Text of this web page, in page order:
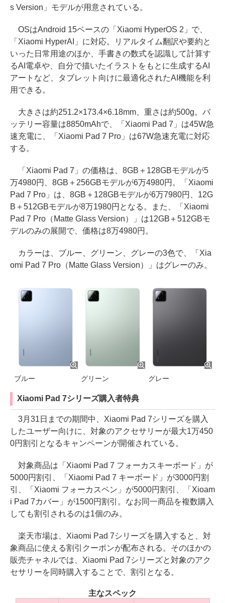
s Version」モデルが用意されている。
OSはAndroid 15ベースの「Xiaomi HyperOS 2」で、
「Xiaomi HyperAI」に対応。リアルタイム翻訳や要約と
いった日常用途のほか、手書きの数式を認識して計算す
るAI電卓や、自分で描いたイラストをもとに生成するAI
アートなど、タブレット向けに最適化されたAI機能を利
用できる。
大きさは約251.2×173.4×6.18mm、重さは約500g。バ
ッテリー容量は8850mAhで、「Xiaomi Pad 7」は45W急
速充電に、「Xiaomi Pad 7 Pro」は67W急速充電に対応
する。
「Xiaomi Pad 7」の価格は、8GB＋128GBモデルが5
万4980円、8GB＋256GBモデルが6万4980円。「Xiaomi
Pad 7 Pro」は、8GB＋128GBモデルが6万7980円、12G
B＋512GBモデルが8万1980円となる。また、「Xiaomi
Pad 7 Pro（Matte Glass Version）」は12GB＋512GBモ
デルのみの展開で、価格は8万4980円。
カラーは、ブルー、グリーン、グレーの3色で、「Xia
omi Pad 7 Pro（Matte Glass Version）」はグレーのみ。
ブルー グリーン グレー
Xiaomi Pad 7シリーズ購入者特典
3月31日までの期間中、Xiaomi Pad 7シリーズを購入
したユーザー向けに、対象のアクセサリーが最大1万450
0円割引となるキャンペーンが開催されている。
対象商品は「Xiaomi Pad 7 フォーカスキーボード」が
5000円割引、「Xiaomi Pad 7 キーボード」が3000円割
引、「Xiaomi フォーカスペン」が5000円割引、「Xioam
i Pad 7カバー」が1500円割引。なお同一商品を複数購入
しても割引されるのは1個のみ。
楽天市場は、Xiaomi Pad 7シリーズを購入すると、対
象商品に使える割引クーポンが配布される。そのほかの
販売チャネルでは、Xiaomi Pad 7シリーズと対象のアク
セサリーを同時購入することで、割引となる。
主なスペック